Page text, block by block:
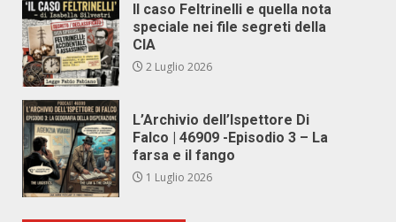
Il caso Feltrinelli e quella nota
speciale nei file segreti della
CIA
2 Luglio 2026
L’Archivio dell’Ispettore Di
Falco | 46909 -Episodio 3 – La
farsa e il fango
1 Luglio 2026